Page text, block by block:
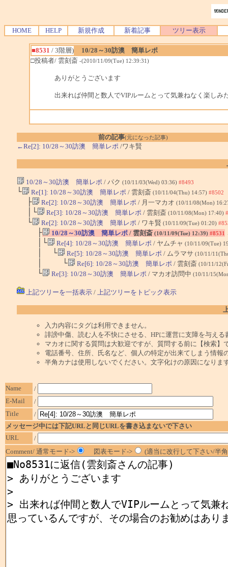
HOME HELP 新規作成 新着記事 ツリー表示
■8531 / 3階層)
10/28～30訪澳 簡単レポ
□投稿者/ 雲刻斎 -(2010/11/09(Tue) 12:39:31)
ありがとうございます
出来れば仲間と数人でVIPルームとって気兼ねなく楽し
前の記事(元になった記事)
←Re[2]: 10/28～30訪澳 簡単レポ /ワキ賢
10/28～30訪澳 簡単レポ / パク (10/11/03(Wed) 03:36) #8493
└ Re[1]: 10/28～30訪澳 簡単レポ / 雲刻斎 (10/11/04(Thu) 14:57) #8502
├ Re[2]: 10/28～30訪澳 簡単レポ / 月一マカオ (10/11/08(Mon)
│└ Re[3]: 10/28～30訪澳 簡単レポ / 雲刻斎 (10/11/08(Mon) 17:40)
└ Re[2]: 10/28～30訪澳 簡単レポ / ワキ賢 (10/11/09(Tue) 01:20)
├ 10/28～30訪澳 簡単レポ/ 雲刻斎 (10/11/09(Tue) 12:39) #8531
│└ Re[4]: 10/28～30訪澳 簡単レポ / ヤムチャ (10/11/09(Tue)
│ └ Re[5]: 10/28～30訪澳 簡単レポ / ムラマサ (10/11/
│ └ Re[6]: 10/28～30訪澳 簡単レポ / 雲刻斎 (10/11/
└ Re[3]: 10/28～30訪澳 簡単レポ / マカオ訪問中 (10/11/
上記ツリーを一括表示/ 上記ツリーをトピック表示
入力内容にタグは利用できません。
誹謗中傷、読む人を不快にさせる、HPに運営に支障を与え
マカオに関する質問は大歓迎ですが、質問する前に【検索】
電話番号、住所、氏名など、個人の特定が出来てしまう情報
半角カナは使用しないでください。文字化けの原因になりま
Name
/
E-Mail
/
Title
/
メッセージ中には下記URLと同じURLを書き込まないで下さい
URL
/
Comment/ 通常モード->
図表モード-> (適当に改行して下さい/半